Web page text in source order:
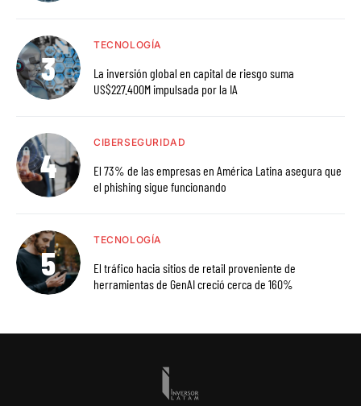
TECNOLOGÍA
La inversión global en capital de riesgo suma
US$227.400M impulsada por la IA
CIBERSEGURIDAD
El 73% de las empresas en América Latina asegura que
el phishing sigue funcionando
TECNOLOGÍA
El tráfico hacia sitios de retail proveniente de
herramientas de GenAI creció cerca de 160%